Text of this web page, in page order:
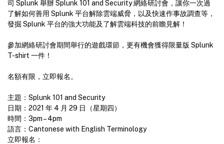
司 Splunk 舉辦 Splunk 101 and Security 網絡研討會，讓你一次過
了解如何善用 Splunk 平台解除雲端威脅，以及快速作事故調查等，
發掘 Splunk 平台的強大功能及了解雲端科技的前瞻見解！
參加網絡研討會期間舉行的遊戲環節，更有機會獲得限量版 Splunk
T-shirt 一件！
名額有限，立即報名。
主題：Splunk 101 and Security
日期：2021 年 4 月 29 日（星期四）
時間：3pm – 4pm
語言：Cantonese with English Terminology
立即報名：